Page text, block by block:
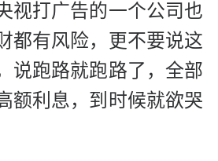
视打广告的一个公司也
都有风险，更不要说这
说跑路就跑路了，全部
额利息，到时候就欲哭